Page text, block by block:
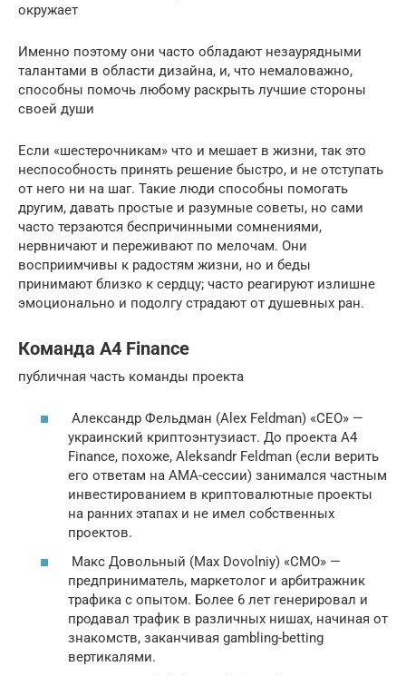
окружает
Именно поэтому они часто обладают незаурядными
талантами в области дизайна, и, что немаловажно,
способны помочь любому раскрыть лучшие стороны
своей души
Если «шестерочникам» что и мешает в жизни, так это
неспособность принять решение быстро, и не отступать
от него ни на шаг. Такие люди способны помогать
другим, давать простые и разумные советы, но сами
часто терзаются беспричинными сомнениями,
нервничают и переживают по мелочам. Они
восприимчивы к радостям жизни, но и беды
принимают близко к сердцу; часто реагируют излишне
эмоционально и подолгу страдают от душевных ран.
Команда A4 Finance
публичная часть команды проекта
Александр Фельдман (Alex Feldman) «CEO» —
украинский криптоэнтузиаст. До проекта A4
Finance, похоже, Aleksandr Feldman (если верить
его ответам на АМА-сессии) занимался частным
инвестированием в криптовалютные проекты
на ранних этапах и не имел собственных
проектов.
Макс Довольный (Max Dovolniy) «CMO» —
предприниматель, маркетолог и арбитражник
трафика с опытом. Более 6 лет генерировал и
продавал трафик в различных нишах, начиная от
знакомств, заканчивая gambling-betting
вертикалями.